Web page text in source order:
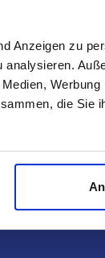
Anzeigen zu
die Sie
TUTTI I